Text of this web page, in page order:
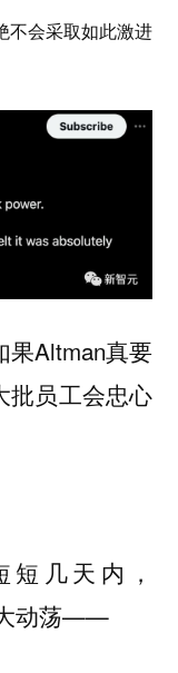
不会采取如此激进
果Altman真要
批员工会忠心
几天内，
大动荡——